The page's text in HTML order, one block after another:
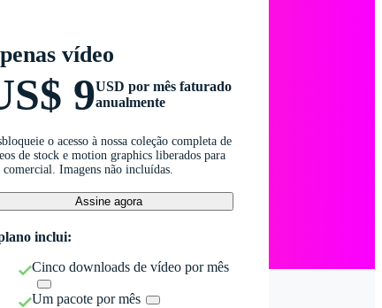
vídeo
9USD por mês faturado
anualmente
o acesso à nossa coleção completa de
de stock e motion graphics liberados para
comercial. Imagens não incluídas.
Assine agora
inclui:
Cinco downloads de vídeo por mês
Um pacote por mês